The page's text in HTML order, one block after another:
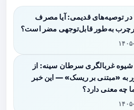
در توصیه‌های قدیمی: آیا مصرف
پرچرب به‌طور قابل‌توجهی مضر است؟
۱۹
شیوه غربالگری سرطان سینه: از
به «مبتنی بر ریسک» — این خبر
چه معنی دارد؟
۱۹